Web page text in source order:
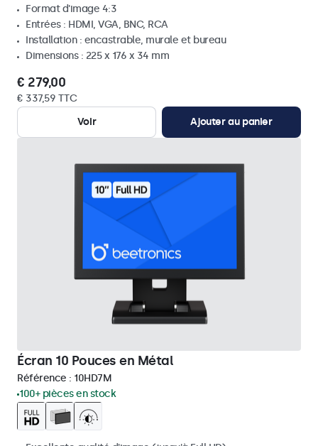
Format d'image 4:3
Entrées : HDMI, VGA, BNC, RCA
Installation : encastrable, murale et bureau
Dimensions : 225 x 176 x 34 mm
€ 279,00
€ 337,59 TTC
Voir
Ajouter au panier
Écran 10 Pouces en Métal
Référence : 10HD7M
100+ pièces en stock